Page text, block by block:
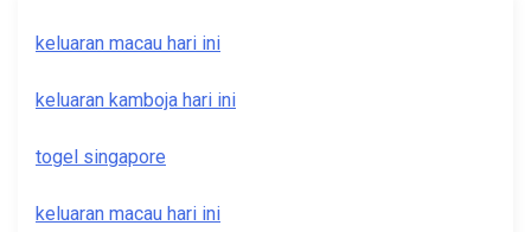
keluaran macau hari ini
keluaran kamboja hari ini
togel singapore
keluaran macau hari ini